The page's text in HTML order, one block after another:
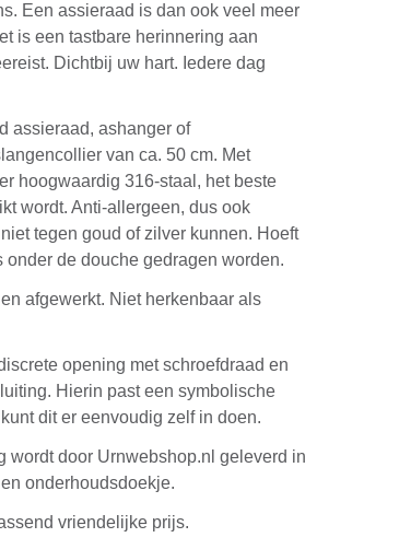
Een assieraad is dan ook veel meer
is een tastbare herinnering aan
Dichtbij uw hart. Iedere dag
assieraad, ashanger of
van ca. 50 cm. Met
hoogwaardig 316-staal, het beste
wordt. Anti-allergeen, dus ook
tegen goud of zilver kunnen. Hoeft
de douche gedragen worden.
afgewerkt. Niet herkenbaar als
opening met schroefdraad en
Hierin past een symbolische
dit er eenvoudig zelf in doen.
wordt door Urnwebshop.nl geleverd in
onderhoudsdoekje.
vriendelijke prijs.